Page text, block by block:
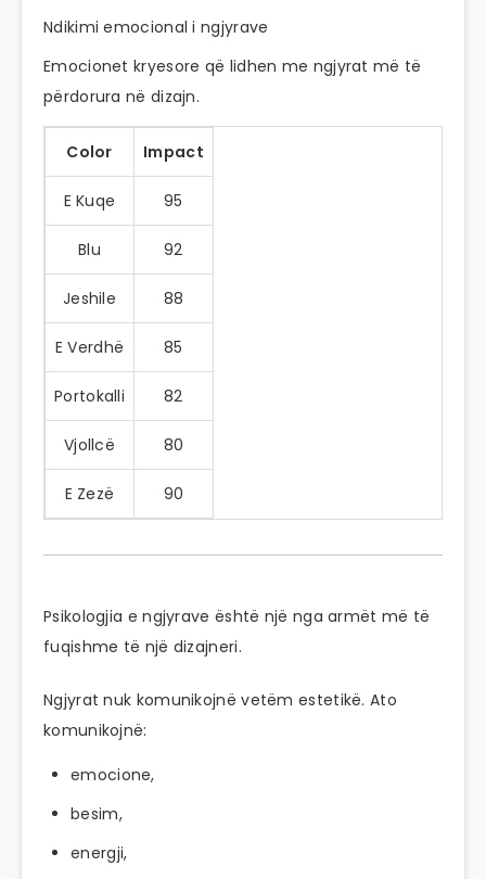
Ndikimi emocional i ngjyrave
Emocionet kryesore që lidhen me ngjyrat më të
përdorura në dizajn.
Color Impact
E Kuqe 95
Blu 92
Jeshile 88
E Verdhë 85
Portokalli 82
Vjollcë 80
E Zezë 90
Psikologjia e ngjyrave është një nga armët më të
fuqishme të një dizajneri.
Ngjyrat nuk komunikojnë vetëm estetikë. Ato
komunikojnë:
emocione,
besim,
energji,